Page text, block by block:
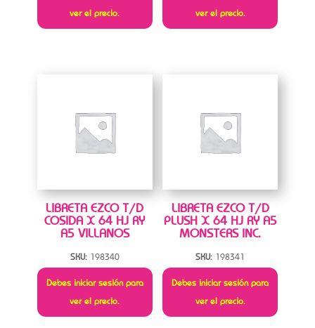
ver el precio. ver el precio.
LIBRETA EZCO T/D
COSIDA X 64 HJ RY
A5 VILLANOS
SKU: 198340
Debes iniciar sesión para
ver el precio.
LIBRETA EZCO T/D
PLUSH X 64 HJ RY A5
MONSTERS INC.
SKU: 198341
Debes iniciar sesión para
ver el precio.